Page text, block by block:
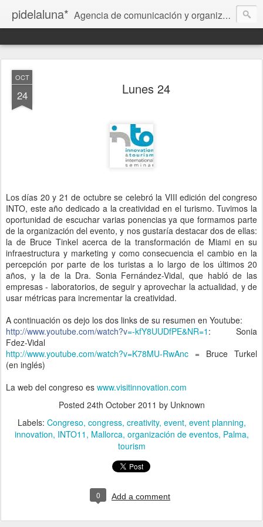
pidelaluna* Agencia de comunicación y organización de eventos en Palma de Mallorca. Communication and events planning agency in Palma de Mallorca. Kommunikation und Veranstaltungen-Agentur in Palma de Mallorca. Agència de comunicació i esdeveniments a Palma de Mallorca. Agenzia di comunicazione ed eventi a Palma di Mallorca.
OCT
24 Lunes 24
Los días 20 y 21 de octubre se celebró la VIII edición del congreso
INTO, este año dedicado a la creatividad en el turismo. Tuvimos la
oportunidad de escuchar varias ponencias ya que formamos parte
de la organización del evento, y nos gustaría destacar dos de ellas:
la de Bruce Tinkel acerca de la transformación de Miami en su
infraestructura y marketing y como consecuencia el cambio en la
percepción por parte de los turistas a lo largo de los últimos 20
años, y la de la Dra. Sonia Fernández-Vidal, que habló de las
empresas - laboratorios, de seguir y aprovechar la actualidad, y de
usar métricas para incrementar la creatividad.
A continuación os dejo los dos links de su resumen en Youtube:
http://www.youtube.com/watch?v=-kfY8UUDfPE&NR=1 : Sonia
Fdez-Vidal
http://www.youtube.com/watch?v=K78MU-RwAnc = Bruce Turkel
(en inglés)
La web del congreso es www.visitinnovation.com
Posted 24th October 2011 by Unknown
Labels: Congreso congress creativity event event planning
innovation INTO11 Mallorca organización de eventos Palma
tourism
0 Add a comment